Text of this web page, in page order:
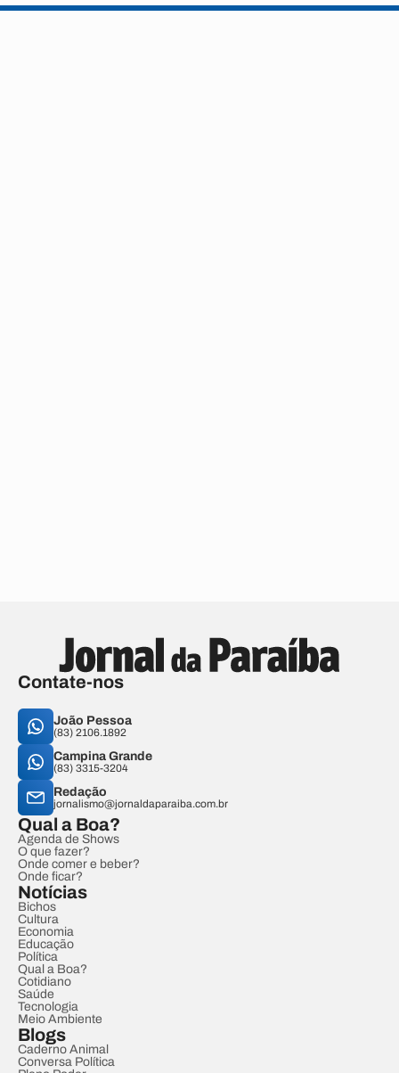
Contate-nos
João Pessoa
(83) 2106.1892
Campina Grande
(83) 3315-3204
Redação
jornalismo@jornaldaparaiba.com.br
Qual a Boa?
Agenda de Shows
O que fazer?
Onde comer e beber?
Onde ficar?
Notícias
Bichos
Cultura
Economia
Educação
Política
Qual a Boa?
Cotidiano
Saúde
Tecnologia
Meio Ambiente
Blogs
Caderno Animal
Conversa Política